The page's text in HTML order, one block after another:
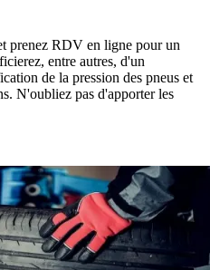
prenez RDV en ligne pour un
entre autres, d'un
de la pression des pneus et
N'oubliez pas d'apporter les